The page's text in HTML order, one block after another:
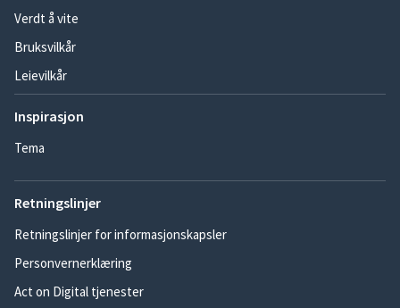
Verdt å vite
Bruksvilkår
Leievilkår
Inspirasjon
Tema
Retningslinjer
Retningslinjer for informasjonskapsler
Personvernerklæring
Act on Digital tjenester